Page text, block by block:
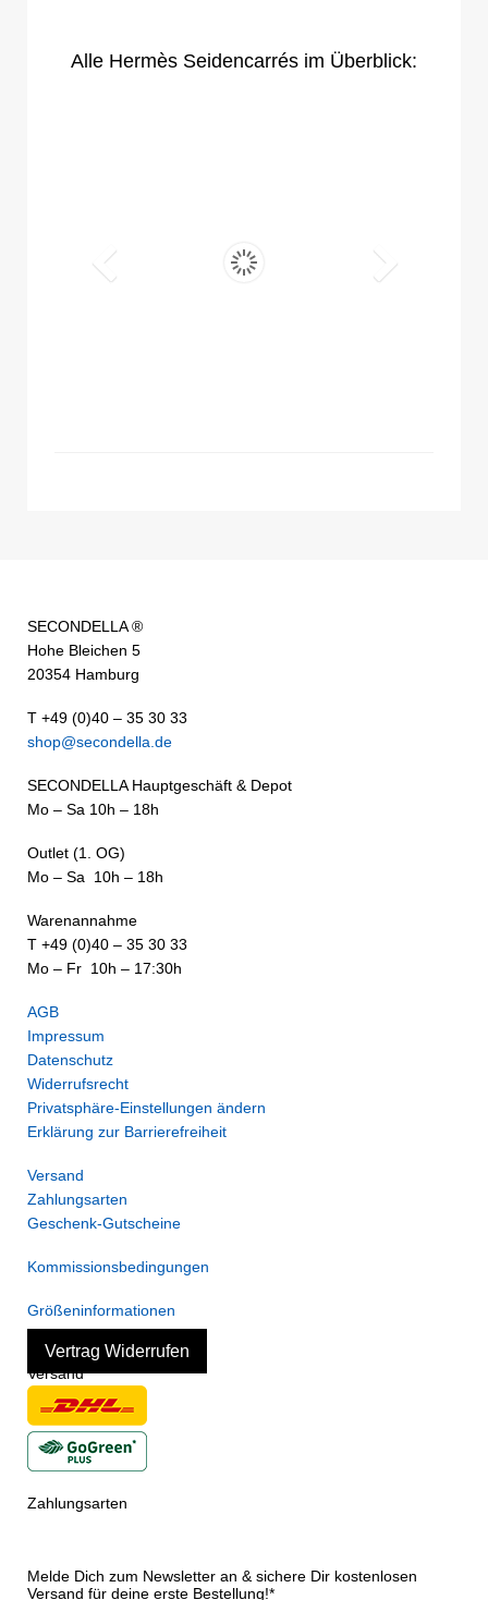
Alle Hermès Seidencarrés im Überblick:
SECONDELLA ®
Hohe Bleichen 5
20354 Hamburg
T +49 (0)40 – 35 30 33
shop@secondella.de
SECONDELLA Hauptgeschäft & Depot
Mo – Sa 10h – 18h
Outlet (1. OG)
Mo – Sa 10h – 18h
Warenannahme
T +49 (0)40 – 35 30 33
Mo – Fr 10h – 17:30h
AGB
Impressum
Datenschutz
Widerrufsrecht
Privatsphäre-Einstellungen ändern
Erklärung zur Barrierefreiheit
Versand
Zahlungsarten
Geschenk-Gutscheine
Kommissionsbedingungen
Größeninformationen
Vertrag Widerrufen
Versand
Zahlungsarten
Melde Dich zum Newsletter an & sichere Dir kostenlosen
Versand für deine erste Bestellung!*